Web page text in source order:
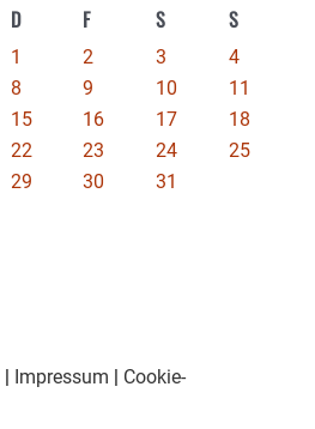
D F S S
1 2 3
4
8 9 10
11
15 16 17
18
22 23 24
25
29 30
31
Impressum
Cookie-